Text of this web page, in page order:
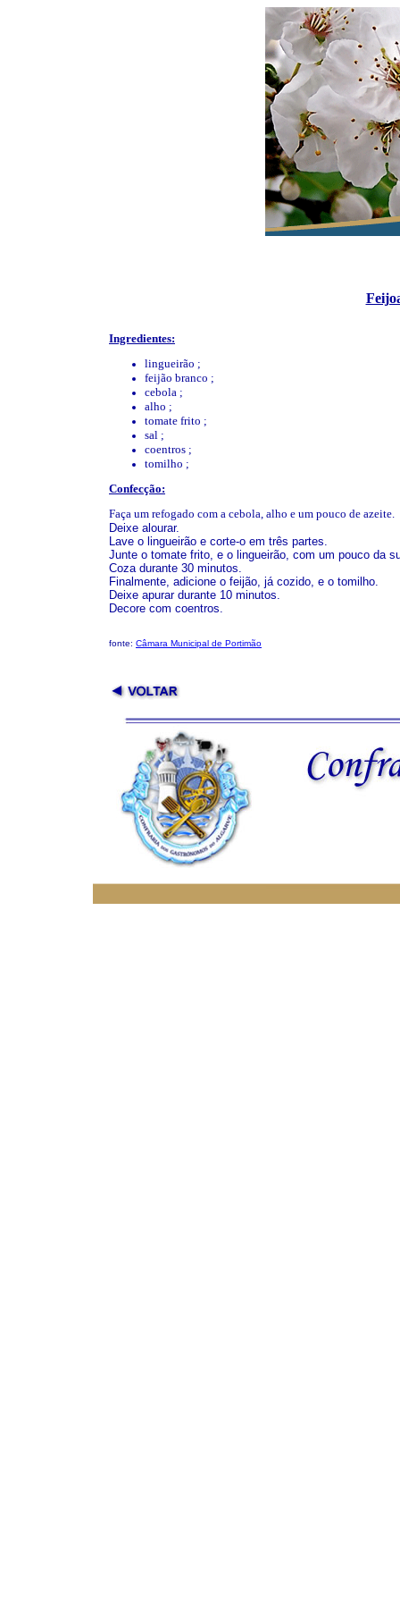
Ingredientes:
lingueirão ;
feijão branco ;
cebola ;
alho ;
tomate frito ;
sal ;
coentros ;
tomilho ;
Confecção:
Faça um refogado com a cebola, alho e um pouco de azeite.
Deixe alourar.
Lave o lingueirão e corte-o em três partes.
Junte o tomate frito, e o lingueirão, com um pouco da
Coza durante 30 minutos.
Finalmente, adicione o feijão, já cozido, e o tomilho.
Deixe apurar durante 10 minutos.
Decore com coentros.
fonte: Câmara Municipal de Portimão